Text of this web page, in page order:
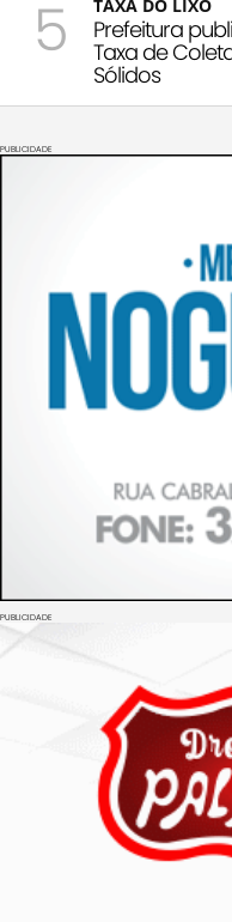
5 TAXA DO LIXO
Prefeitura
Taxa de
Sólidos
PUBLICIDADE
PUBLICIDADE